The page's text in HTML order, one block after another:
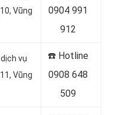
Vũng
0904 991
912
vụ
Vũng
☎️ Hotline
0908 648
509